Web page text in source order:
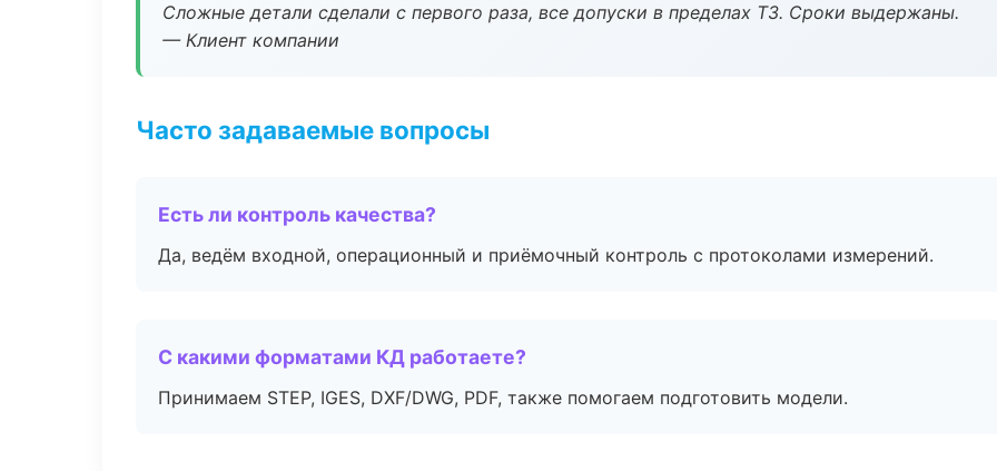
Сложные детали сделали с первого раза, все допуски в пределах ТЗ. Сроки выдержаны.
— Клиент компании
Часто задаваемые вопросы
Есть ли контроль качества?
Да, ведём входной, операционный и приёмочный контроль с протоколами измерений.
С какими форматами КД работаете?
Принимаем STEP, IGES, DXF/DWG, PDF, также помогаем подготовить модели.